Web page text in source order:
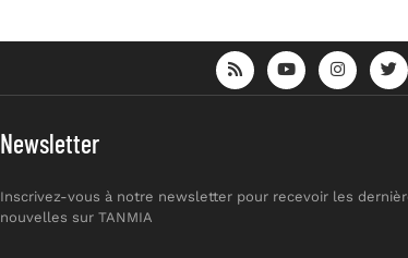
Newsletter
Inscrivez-vous à notre newsletter pour recevoir les
nouvelles sur TANMIA